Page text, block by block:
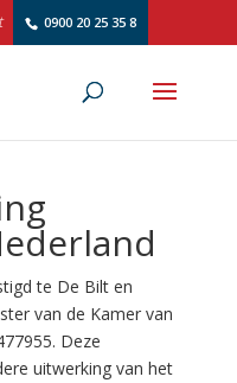
0900 20 25 35 8
te De Bilt en
van de Kamer van
Deze
uitwerking van het